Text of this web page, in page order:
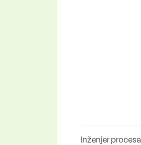
Inženjer procesa